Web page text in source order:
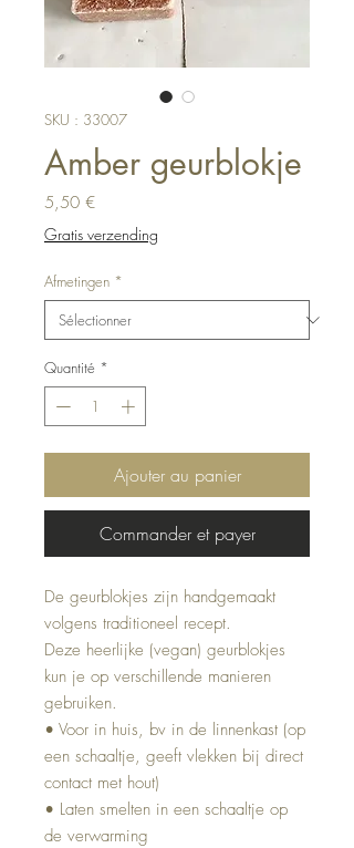
SKU : 33007
Amber geurblokje
5,50 €Prix
Gratis verzending
Afmetingen *
Quantité *
Ajouter au panier
Commander et payer
De geurblokjes zijn handgemaakt
volgens traditioneel recept.
Deze heerlijke (vegan) geurblokjes
kun je op verschillende manieren
gebruiken.
• Voor in huis, bv in de linnenkast (op
een schaaltje, geeft vlekken bij direct
contact met hout)
• Laten smelten in een schaaltje op
de verwarming